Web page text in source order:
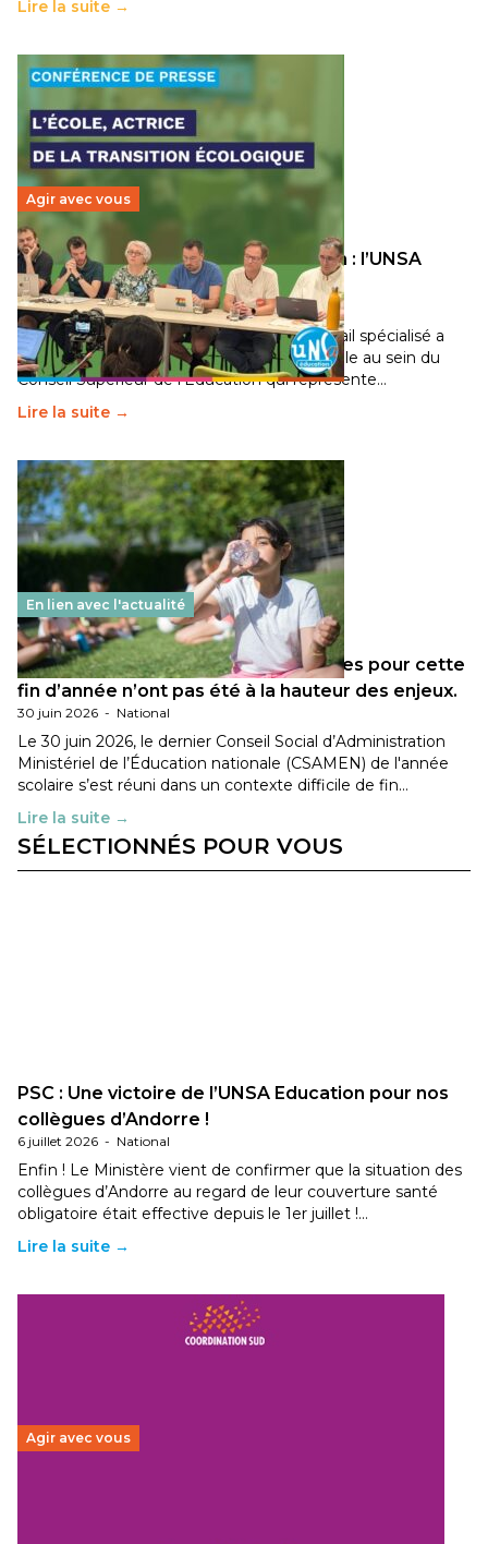
Lire la suite →
Agir avec vous
Transition écologique de l’éducation : l’UNSA
Éducation fait bouger les lignes
30 juin 2026-National
Pendant plusieurs mois, un groupe de travail spécialisé a
travaillé sur la transition écologique de l’Ecole au sein du
Conseil Supérieur de l’Éducation qui représente…
Lire la suite →
En lien avec l'actualité
Les décisions ministérielles attendues pour cette
fin d’année n’ont pas été à la hauteur des enjeux.
30 juin 2026 - National
Le 30 juin 2026, le dernier Conseil Social d’Administration
Ministériel de l’Éducation nationale (CSAMEN) de l'année
scolaire s’est réuni dans un contexte difficile de fin…
Lire la suite →
SÉLECTIONNÉS POUR VOUS
PSC : Une victoire de l’UNSA Education pour nos
collègues d’Andorre !
6 juillet 2026 - National
Enfin ! Le Ministère vient de confirmer que la situation des
collègues d’Andorre au regard de leur couverture santé
obligatoire était effective depuis le 1er juillet !…
Lire la suite →
Agir avec vous